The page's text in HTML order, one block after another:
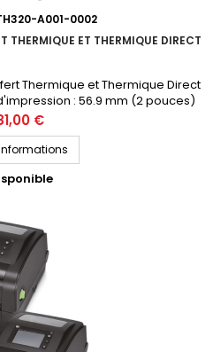
A001-0002
THERMIQUE ET THERMIQUE DIRECT
Thermique et Thermique Direct
: 56.9 mm (2 pouces)
RS-232 Demandez votre
€